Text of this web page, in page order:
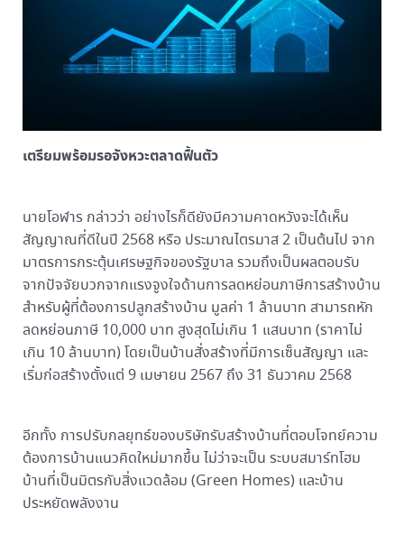
เตรียมพร้อมรอจังหวะตลาดฟื้นตัว
นายโอฬาร กล่าวว่า อย่างไรก็ดียังมีความคาดหวังจะได้เห็น
สัญญาณที่ดีในปี 2568 หรือ ประมาณไตรมาส 2 เป็นต้นไป จาก
มาตรการกระตุ้นเศรษฐกิจของรัฐบาล รวมถึงเป็นผลตอบรับ
จากปัจจัยบวกจากแรงจูงใจด้านการลดหย่อนภาษีการสร้างบ้าน
สำหรับผู้ที่ต้องการปลูกสร้างบ้าน มูลค่า 1 ล้านบาท สามารถหัก
ลดหย่อนภาษี 10,000 บาท สูงสุดไม่เกิน 1 แสนบาท (ราคาไม่
เกิน 10 ล้านบาท) โดยเป็นบ้านสั่งสร้างที่มีการเซ็นสัญญา และ
เริ่มก่อสร้างตั้งแต่ 9 เมษายน 2567 ถึง 31 ธันวาคม 2568
อีกทั้ง การปรับกลยุทธ์ของบริษัทรับสร้างบ้านที่ตอบโจทย์ความ
ต้องการบ้านแนวคิดใหม่มากขึ้น ไม่ว่าจะเป็น ระบบสมาร์ทโฮม
บ้านที่เป็นมิตรกับสิ่งแวดล้อม (Green Homes) และบ้าน
ประหยัดพลังงาน